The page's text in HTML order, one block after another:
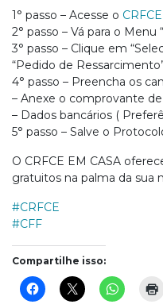
1° passo – Acesse o
2° passo – Vá para o Menu
3° passo – Clique em
“Pedido de
4° passo – Preencha os
– Anexe o comprovante
– Dados bancários (
5° passo – Salve o
O CRFCE EM CASA
gratuitos na palma da sua
#CRFCE
#CFF
Compartilhe isso: